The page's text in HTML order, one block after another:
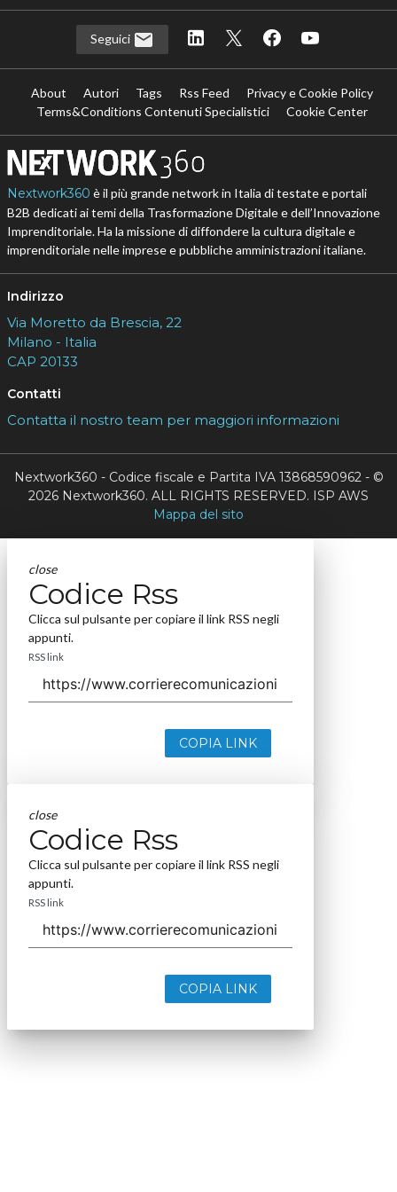
Seguici
About Autori Tags Rss Feed
Privacy e Cookie Policy
Terms&Conditions Contenuti Specialistici
Cookie Center
Nextwork360 è il più grande network in Italia di testate e portali
B2B dedicati ai temi della Trasformazione Digitale e dell’Innovazione
Imprenditoriale. Ha la missione di diffondere la cultura digitale e
imprenditoriale nelle imprese e pubbliche amministrazioni italiane.
Indirizzo
Via Moretto da Brescia, 22
Milano - Italia
CAP 20133
Contatti
Contatta il nostro team per maggiori informazioni
Nextwork360 - Codice fiscale e Partita IVA 13868590962 - ©
2026 Nextwork360. ALL RIGHTS RESERVED. ISP AWS
Mappa del sito
close
Codice Rss
Clicca sul pulsante per copiare il link RSS negli
appunti.
RSS link
COPIA LINK
close
Codice Rss
Clicca sul pulsante per copiare il link RSS negli
appunti.
RSS link
COPIA LINK